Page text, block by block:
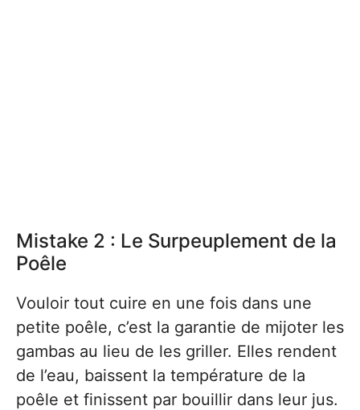
Mistake 2 : Le Surpeuplement de la
Poêle
Vouloir tout cuire en une fois dans une
petite poêle, c’est la garantie de mijoter les
gambas au lieu de les griller. Elles rendent
de l’eau, baissent la température de la
poêle et finissent par bouillir dans leur jus.